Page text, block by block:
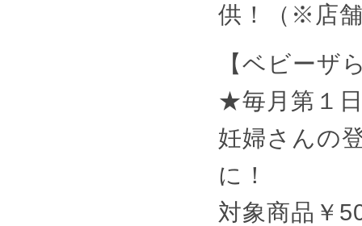
供！（※店
【ベビーザ
★毎月第１
妊婦さんの
に！
対象商品￥